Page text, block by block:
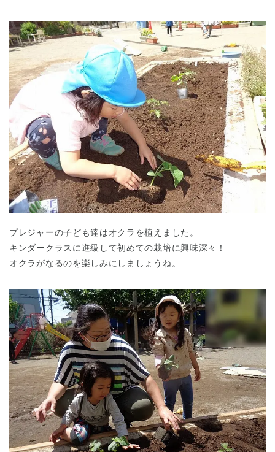
神奈川県 神奈川県 全域
千葉県 千葉県 全域
プレジャーの子ども達はオクラを植えました。
キンダークラスに進級して初めての栽培に興味深々！
オクラがなるのを楽しみにしましょうね。